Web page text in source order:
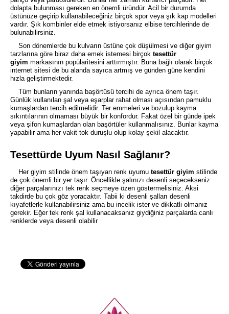
dolapta bulunması gereken en önemli üründür. Acil bir durumda
üstünüze geçirip kullanabileceğiniz birçok spor veya şık kap modelleri
vardır. Şık kombinler elde etmek istiyorsanız elbise tercihlerinde de
bulunabilirsiniz.
Son dönemlerde bu kulvarın üstüne çok düşülmesi ve diğer giyim
tarzlarına göre biraz daha emek istemesi birçok tesettür
giyim markasının popülaritesini arttırmıştır. Buna bağlı olarak birçok
internet sitesi de bu alanda sayıca artmış ve günden güne kendini
hızla geliştirmektedir.
Tüm bunların yanında başörtüsü tercihi de ayrıca önem taşır.
Günlük kullanılan şal veya eşarplar rahat olması açısından pamuklu
kumaşlardan tercih edilmelidir. Ter emmeleri ve bozulup kayma
sıkıntılarının olmaması büyük bir konfordur. Fakat özel bir günde ipek
veya şifon kumaşlardan olan başörtüler kullanmalısınız. Bunlar kayma
yapabilir ama her vakit tok duruşlu olup kolay şekil alacaktır.
Tesettürde Uyum Nasıl Sağlanır?
Her giyim stilinde önem taşıyan renk uyumu tesettür giyim stilinde
de çok önemli bir yer taşır. Öncellikle şalınızı desenli seçecekseniz
diğer parçalarınızı tek renk seçmeye özen göstermelisiniz. Aksi
takdirde bu çok göz yoracaktır. Tabii ki desenli şalları desenli
kıyafetlerle kullanabilirsiniz ama bu incelik ister ve dikkatli olmanız
gerekir. Eğer tek renk şal kullanacaksanız giydiğiniz parçalarda canlı
renklerde veya desenli olabilir